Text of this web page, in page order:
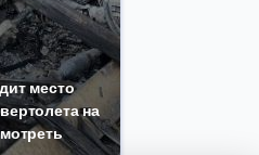
место
на